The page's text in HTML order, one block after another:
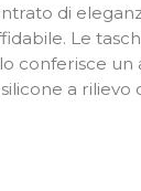
di
Le
conferisce
a